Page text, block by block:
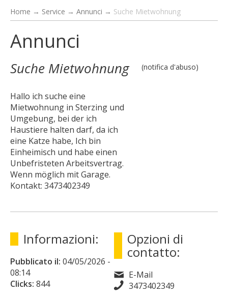
Home → Service → Annunci → Suche Mietwohnung
Annunci
Suche Mietwohnung
Hallo ich suche eine
Mietwohnung in Sterzing und
Umgebung, bei der ich
Haustiere halten darf, da ich
eine Katze habe, Ich bin
Einheimisch und habe einen
Unbefristeten Arbeitsvertrag.
Wenn möglich mit Garage.
Kontakt: 3473402349
(notifica d'abuso)
Informazioni:
Pubblicato il: 04/05/2026 -
08:14
Clicks: 844
Opzioni di
contatto:
E-Mail
3473402349